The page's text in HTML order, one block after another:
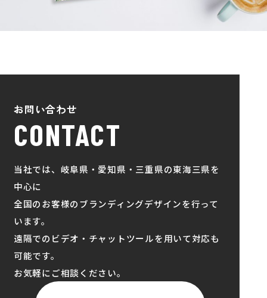
お問い合わせ
CONTACT
当社では、岐阜県・愛知県・三重県の東海三県を
中心に
全国のお客様のブランディングデザインを行って
います。
遠隔でのビデオ・チャットツールを用いて対応も
可能です。
お気軽にご相談ください。